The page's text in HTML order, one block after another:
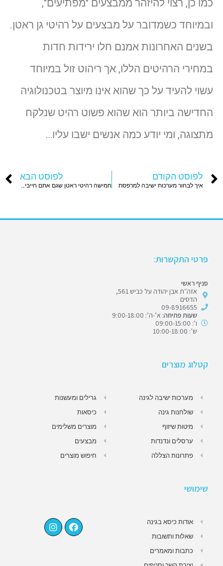
כמו כן, רצוי להיזהר ממבצעים "מפתיעים",
ובמיוחד כשמדובר על מבצעים על רהיטי גן ראטן.
בשנים האחרונות אמנם חלו ירידות חדות
במחירי הרהיטים הללו, אך ריהוט זול במיוחד
עשוי להעיד על כך שהוא אינו מיוצר בטכנולוגיה
החדישה ביותר הוא שהוא פשוט רהיט שנלקח
מתצוגה, ומי יודע כמה אנשים ישבו עליו…
לפוסט הקודם
איך לבחור מערכות ישיבה למרפסת
לפוסט הבא
פרטי התקשרות:
סניף ראשי
אזה״ת אבן יהודה על כביש 561,
הדסים
09-8916655
שעות פתיחה: א’-ה’: 9:00-18:00
ו’: 09:00-15:00
ש’: 10:00-18:00
קטלוג מוצרים
מערכות ישיבה לגינה
שולחנות גינה
מיטות שיזוף
ערסלים ונדנדות
פתרונות הצללה
גרילים ומעשנות
כיסאות
מוצרים משלימים
מבצעים
חיפוש מוצרים
שימושי
אודות כיסא בגינה
שאלות ותשובות
כתבות ומאמרים